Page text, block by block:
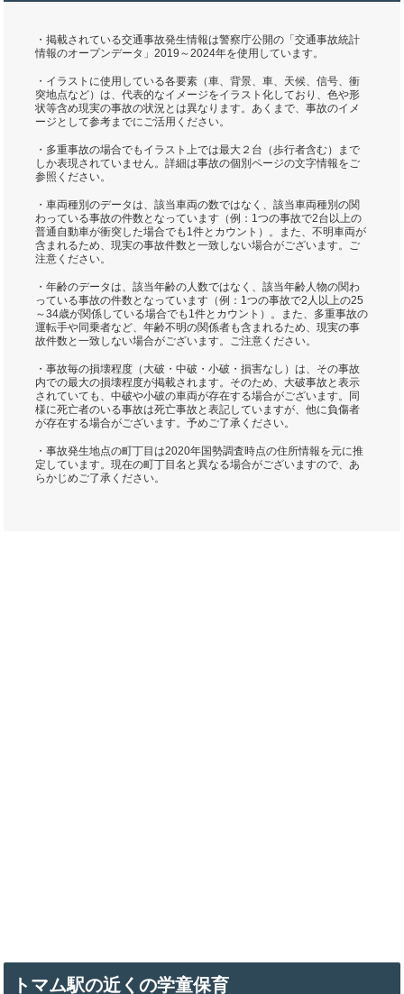
・掲載されている交通事故発生情報は警察庁公開の「交通事故統計
情報のオープンデータ」2019～2024年を使用しています。
・イラストに使用している各要素（車、背景、車、天候、信号、衝
突地点など）は、代表的なイメージをイラスト化しており、色や形
状等含め現実の事故の状況とは異なります。あくまで、事故のイメ
ージとして参考までにご活用ください。
・多重事故の場合でもイラスト上では最大２台（歩行者含む）まで
しか表現されていません。詳細は事故の個別ページの文字情報をご
参照ください。
・車両種別のデータは、該当車両の数ではなく、該当車両種別の関
わっている事故の件数となっています（例：1つの事故で2台以上の
普通自動車が衝突した場合でも1件とカウント）。また、不明車両が
含まれるため、現実の事故件数と一致しない場合がございます。ご
注意ください。
・年齢のデータは、該当年齢の人数ではなく、該当年齢人物の関わ
っている事故の件数となっています（例：1つの事故で2人以上の25
～34歳が関係している場合でも1件とカウント）。また、多重事故の
運転手や同乗者など、年齢不明の関係者も含まれるため、現実の事
故件数と一致しない場合がございます。ご注意ください。
・事故毎の損壊程度（大破・中破・小破・損害なし）は、その事故
内での最大の損壊程度が掲載されます。そのため、大破事故と表示
されていても、中破や小破の車両が存在する場合がございます。同
様に死亡者のいる事故は死亡事故と表記していますが、他に負傷者
が存在する場合がございます。予めご了承ください。
・事故発生地点の町丁目は2020年国勢調査時点の住所情報を元に推
定しています。現在の町丁目名と異なる場合がございますので、あ
らかじめご了承ください。
トマム駅の近くの学童保育